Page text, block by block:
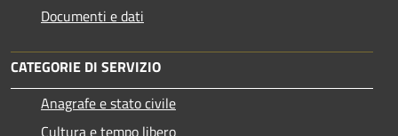
Documenti e dati
CATEGORIE DI SERVIZIO
Anagrafe e stato civile
Cultura e tempo libero